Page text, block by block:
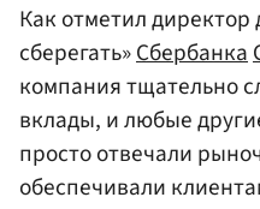
Как отметил директор
сберегать»Сбербанка
компания тщательно
вклады, и любые
просто отвечали
обеспечивали